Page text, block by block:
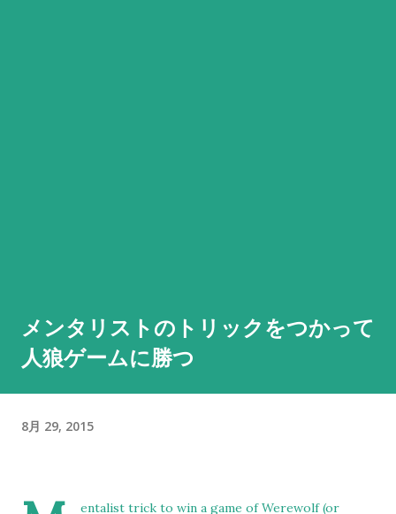
メンタリストのトリックをつかって
人狼ゲームに勝つ
8月 29, 2015
entalist trick to win a game of Werewolf (or